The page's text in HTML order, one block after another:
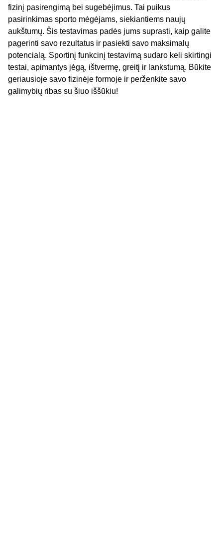
fizinį pasirengimą bei sugebėjimus. Tai puikus
pasirinkimas sporto mėgėjams, siekiantiems naujų
aukštumų. Šis testavimas padės jums suprasti, kaip galite
pagerinti savo rezultatus ir pasiekti savo maksimalų
potencialą. Sportinį funkcinį testavimą sudaro keli skirtingi
testai, apimantys jėgą, ištvermę, greitį ir lankstumą. Būkite
geriausioje savo fizinėje formoje ir perženkite savo
galimybių ribas su šiuo iššūkiu!